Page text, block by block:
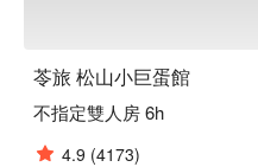
苓旅 松山小巨蛋館
不指定雙人房 6h
4.9 (4173)